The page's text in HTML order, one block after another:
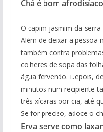
Chá é bom afrodisíaco
O capim jasmim-da-
Além de deixar a pessoa
também contra
colheres de sopa das
água fervendo. Depois,
minutos num recipiente
três xícaras por dia, até
Se for preciso, adoce o
Erva serve como